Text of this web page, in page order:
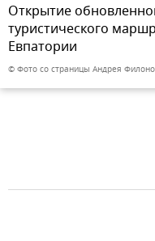
Открытие
туристического
Евпатории
© Фото со страницы Андрея